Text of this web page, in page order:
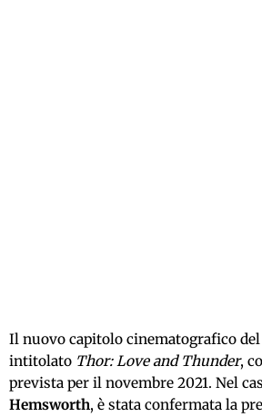
Il nuovo capitolo cinematografico
intitolato Thor: Love and Thunder,
prevista per il novembre 2021. Nel
Hemsworth, è stata confermata la